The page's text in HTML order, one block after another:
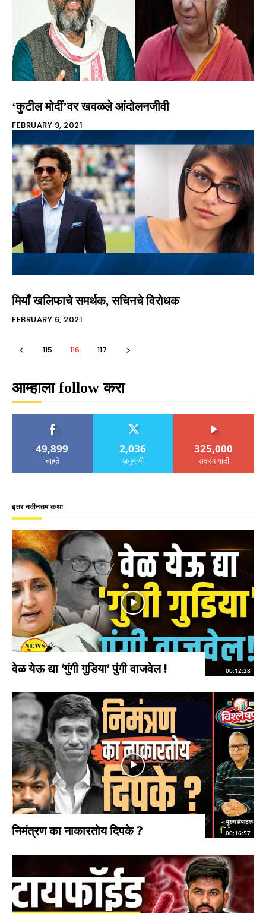
‘कुटील मोदीं’वर खवळले आंदोलनजीवी
FEBRUARY 9, 2021
मियाँ खलिफाचे समर्थक, सचिनचे विरोधक
FEBRUARY 6, 2021
115 116 117
आम्हाला follow करा
49,899
चाहते
2,036
अनुयायी
325,000
सदस्य यादी
इतर नवीनतम कथा
00:12:28
वेळ येऊ द्या ‘गुंगी गुडिया’ पुंगी वाजवेल !
00:16:57
निमंत्रण का नाकारतोय दिपके ?